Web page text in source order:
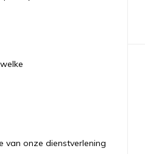
van onze dienstverlening